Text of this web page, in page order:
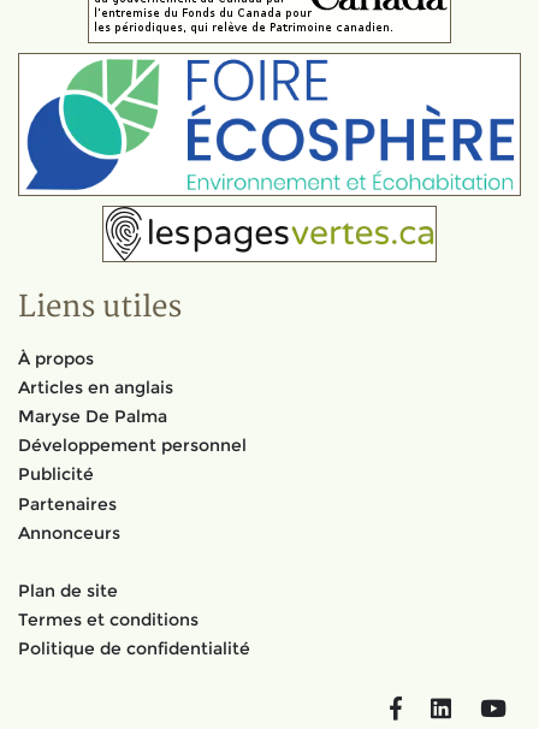
Liens utiles
À propos
Articles en anglais
Maryse De Palma
Développement personnel
Publicité
Partenaires
Annonceurs
Plan de site
Termes et conditions
Politique de confidentialité
FacebookLinkedIn